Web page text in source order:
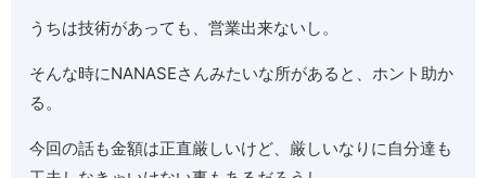
うちは技術があっても、営業出来ないし。
そんな時にNANASEさんみたいな所があると、ホント助か
る。
今回の話も金額は正直厳しいけど、厳しいなりに自分達も